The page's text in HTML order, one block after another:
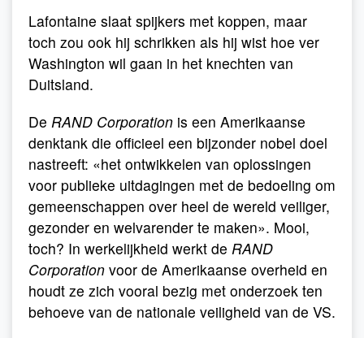
Lafontaine slaat spijkers met koppen, maar
toch zou ook hij schrikken als hij wist hoe ver
Washington wil gaan in het knechten van
Duitsland.
De RAND Corporation is een Amerikaanse
denktank die officieel een bijzonder nobel doel
nastreeft: «het ontwikkelen van oplossingen
voor publieke uitdagingen met de bedoeling om
gemeenschappen over heel de wereld veiliger,
gezonder en welvarender te maken». Mooi,
toch? In werkelijkheid werkt de RAND
Corporation voor de Amerikaanse overheid en
houdt ze zich vooral bezig met onderzoek ten
behoeve van de nationale veiligheid van de VS.